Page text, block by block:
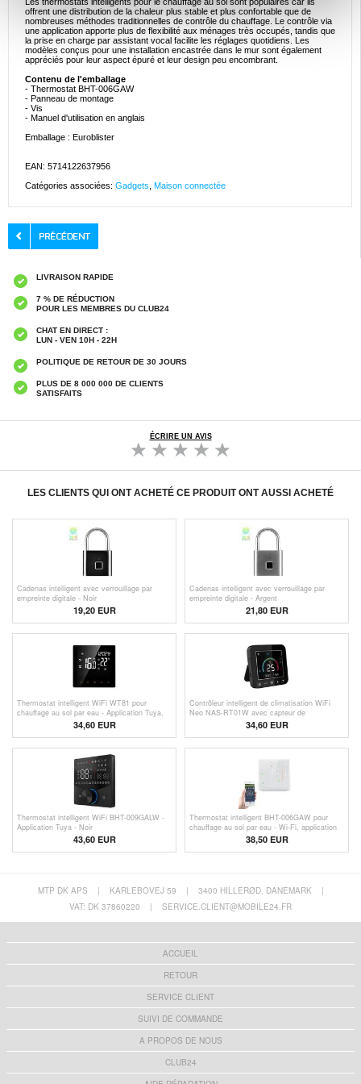
offrent une distribution de la chaleur plus stable et plus confortable que de
nombreuses méthodes traditionnelles de contrôle du chauffage. Le contrôle via
une application apporte plus de flexibilité aux ménages très occupés, tandis que
la prise en charge par assistant vocal facilite les réglages quotidiens. Les
modèles conçus pour une installation encastrée dans le mur sont également
appréciés pour leur aspect épuré et leur design peu encombrant.
Contenu de l'emballage
- Thermostat BHT-006GAW
- Panneau de montage
- Vis
- Manuel d'utilisation en anglais
Emballage : Euroblister
EAN: 5714122637956
Catégories associées: Gadgets Maison connectée
LIVRAISON RAPIDE
7 % DE RÉDUCTION
POUR LES MEMBRES DU CLUB24
CHAT EN DIRECT :
LUN - VEN 10H - 22H
POLITIQUE DE RETOUR DE 30 JOURS
PLUS DE 8 000 000 DE CLIENTS
SATISFAITS
ÉCRIRE UN AVIS
LES CLIENTS QUI ONT ACHETÉ CE PRODUIT ONT AUSSI ACHETÉ
Cadenas intelligent avec verrouillage par
empreinte digitale - Noir
19,20 EUR
Cadenas intelligent avec verrouillage par
empreinte digitale - Argent
21,80 EUR
Thermostat intelligent WiFi WT81 pour
chauffage au sol par eau - Application Tuya,
Alexa, Google Home
34,60EUR
Contrôleur intelligent de climatisation WiFi
Neo NAS-RT01W avec capteur de
température et d'humidité
34,60EUR
Thermostat intelligent WiFi BHT-009GALW -
Application Tuya - Noir
43,60EUR
Thermostat intelligent BHT-006GAW pour
chauffage au sol par eau - Wi-Fi, application
Tuya, commande vocale - Blanc
38,50EUR
MTP DK APS | KARLEBOVEJ 59 | 3400 HILLERØD, DANEMARK
|
VAT: DK 37860220
| SERVICE.CLIENT@MOBILE24.FR
ACCUEIL
RETOUR
SERVICE CLIENT
SUIVI DE COMMANDE
A PROPOS DE NOUS
CLUB24